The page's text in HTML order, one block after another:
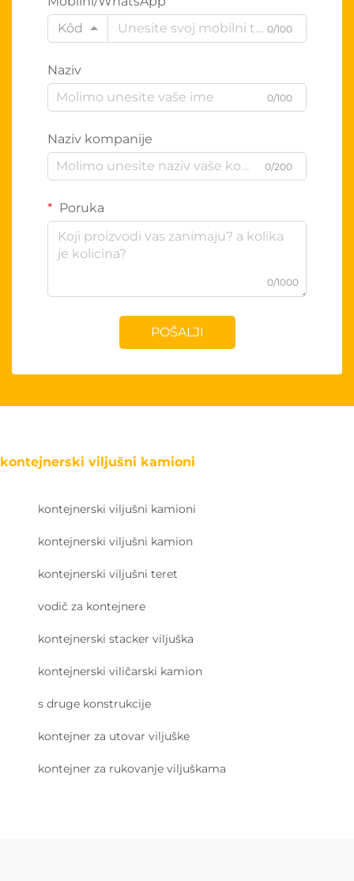
Kôd
0/100
Naziv
0/100
Naziv kompanije
0/200
Poruka
0/1000
POŠALJI
kontejnerski viljušni kamioni
kontejnerski viljušni kamioni
kontejnerski viljušni kamion
kontejnerski viljušni teret
vodič za kontejnere
kontejnerski stacker viljuška
kontejnerski viličarski kamion
s druge konstrukcije
kontejner za utovar viljuške
kontejner za rukovanje viljuškama